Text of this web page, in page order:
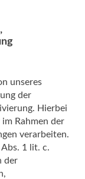
unseres
der
Hierbei
Rahmen der
verarbeiten.
1 lit. c.
der